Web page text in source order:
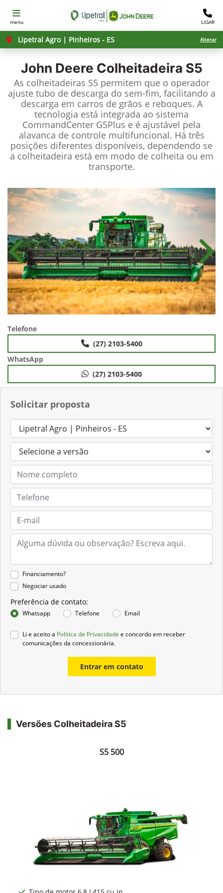
menu LIGAR
Lipetral Agro | Pinheiros - ES Alterar
John Deere Colheitadeira S5
As colheitadeiras S5 permitem que o operador
ajuste tubo de descarga do sem-fim, facilitando a
descarga em carros de grãos e reboques. A
tecnologia está integrada ao sistema
CommandCenter G5Plus e é ajustável pela
alavanca de controle multifuncional. Há três
posições diferentes disponíveis, dependendo se
a colheitadeira está em modo de colheita ou em
transporte.
Solicitar proposta
Financiamento?
Negociar usado
Preferência de contato:
Whatsapp Telefone Email
Li e aceito a Política de Privacidade e concordo em receber
comunicações da concessionária.
Entrar em contato
Anterior
Telefone
(27) 2103-5400
WhatsApp
(27) 2103-5400
Versões Colheitadeira S5
S5 500